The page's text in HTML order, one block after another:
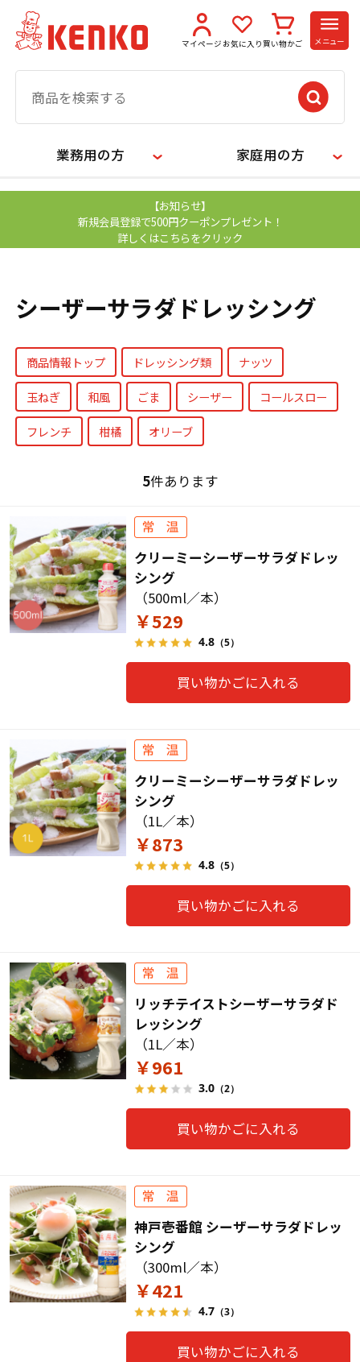
マイページ お気に入り 買い物かご メニュー
業務用の方 家庭用の方
【お知らせ】
新規会員登録で500円クーポンプレゼント！
詳しくはこちらをクリック
シーザーサラダドレッシング
商品情報トップ ドレッシング類 ナッツ
玉ねぎ 和風 ごま シーザー コールスロー
フレンチ 柑橘 オリーブ
5件あります
クリーミーシーザーサラダドレッ
シング
（500ml／本）
￥529
4.8（5）
買い物かごに入れる
クリーミーシーザーサラダドレッ
シング
（1L／本）
￥873
4.8（5）
買い物かごに入れる
リッチテイストシーザーサラダド
レッシング
（1L／本）
￥961
3.0（2）
買い物かごに入れる
神戸壱番館 シーザーサラダドレッ
シング
（300ml／本）
￥421
4.7（3）
買い物かごに入れる